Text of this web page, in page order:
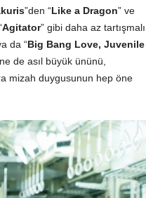
”den “Like a Dragon” ve
Agitator” gibi daha az tartışmalı
da “Big Bang Love, Juvenile
de asıl büyük ününü,
mizah duygusunun hep öne